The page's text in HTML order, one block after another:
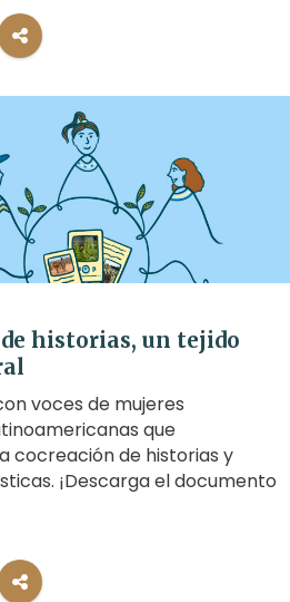
historias, un tejido
voces de mujeres
que
cocreación de historias y
¡Descarga el documento